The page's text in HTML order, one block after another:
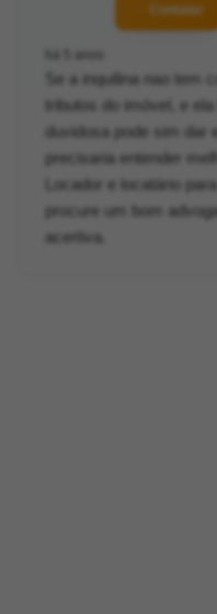
Contatar
há 5 anos
Se a inquilina nao tem
tributos do imóvel, e
duvidosa pode sim dar
precisaria entender
Locador e locatário
procure um bom
acertiva.